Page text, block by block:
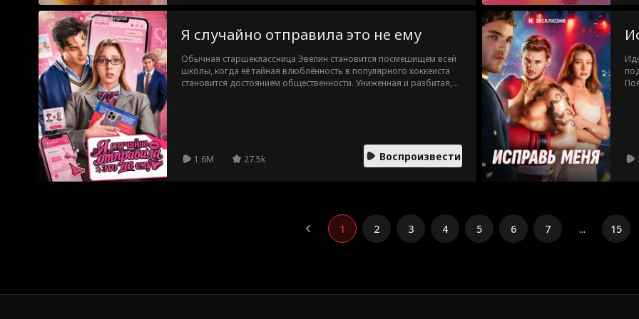
Я случайно отправила это не ему
Обычная старшеклассница Эвелин становится посмешищем всей
школы, когда её тайная влюблённость в популярного хоккеиста
становится достоянием общественности. Униженная и разбитая,
1.6M
27.5k Воспроизвести
1 2 3 4 5 6 7 ... 15